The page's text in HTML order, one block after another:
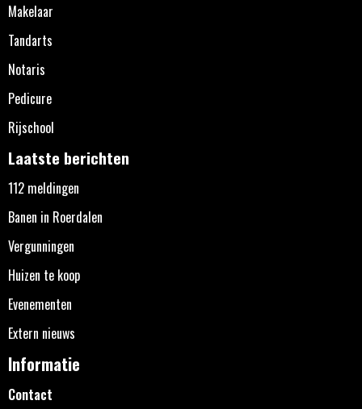
Makelaar
Tandarts
Notaris
Pedicure
Rijschool
Laatste berichten
112 meldingen
Banen in Roerdalen
Vergunningen
Huizen te koop
Evenementen
Extern nieuws
Informatie
Contact